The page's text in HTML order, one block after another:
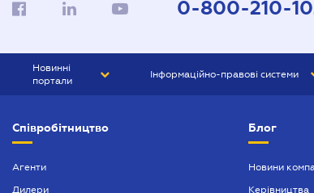
0-800-210-
Новинні
портали
БІЗНЕС
Інформаційно-правові системи
БУХГАЛТЕР ПРОФ
Співробітництво
Агенти
Дилери
Блог
Новини
Керівництва